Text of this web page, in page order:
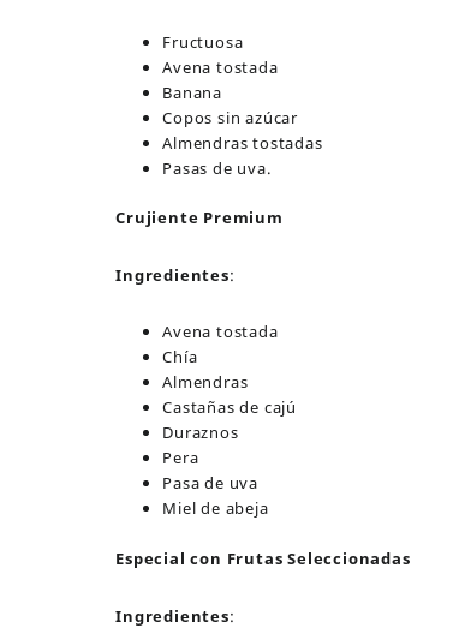
Fructuosa
Avena tostada
Banana
Copos sin azúcar
Almendras tostadas
Pasas de uva.
Crujiente Premium
Ingredientes:
Avena tostada
Chía
Almendras
Castañas de cajú
Duraznos
Pera
Pasa de uva
Miel de abeja
Especial con Frutas Seleccionadas
Ingredientes: